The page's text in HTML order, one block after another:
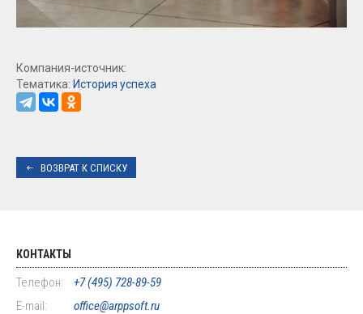
Компания-источник:
Тематика: История успеха
ВОЗВРАТ К СПИСКУ
КОНТАКТЫ
Телефон:
+7 (495) 728-89-59
E-mail:
office@arppsoft.ru